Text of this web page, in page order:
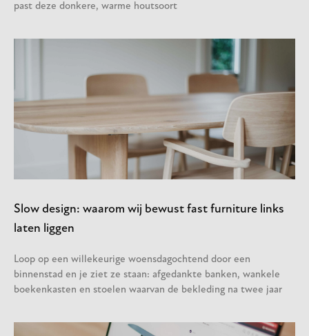
past deze donkere, warme houtsoort
Slow design: waarom wij bewust fast furniture links
laten liggen
Loop op een willekeurige woensdagochtend door een
binnenstad en je ziet ze staan: afgedankte banken, wankele
boekenkasten en stoelen waarvan de bekleding na twee jaar